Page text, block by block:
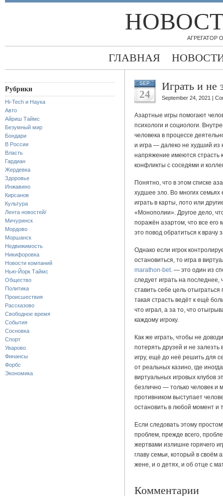
АГРЕГАТОР
ГЛАВНАЯ
Рубрики
Hi-Tech и Наука
Авто
Айриш Таймс
Безумный мир
Бондари
В России
Власть
Гардиан
Жердевка
Здоровье
Инжавино
Кирсанов
Культура
Лента новостей/
Мичуринск
Мордово
Моршанск
Недвижимость
Никифоровка
Новости компаний
Нью-Йорк Таймс
Общество
Политика
Происшествия
Рассказово
Свободное время
События
Сосновка
Спорт
Уварово
Финансы
Форбс
Экономика
SEP
24
Играть и не
September 24, 2021 |
Азартные игры помогают
психологи и социологи.
человека в процессе
и игра — далеко не худший из
напряжение имеются страсть
конфликты с соседями и
Понятно, что в этом списке
худшее зло. Во многих
играть в карты, лото или
«Монополии». Другое дело,
поражён азартом, что все его
это повод обратиться к врачу
Однако если игрок
остановиться, то игра в
marathon-bet. — это один из
следует играть на
ставить себе цель
такая страсть ведёт к ещё
что играл, а за то, что
каждому игроку.
Как же играть, чтобы не
потерять друзей и не
игру, ещё до неё решить для
от реальных казино, где
виртуальных игровых клубов
безлично — только человек и
противником выступает
остановить в любой момент и
Если следовать этому
проблем, прежде всего,
жертвами излишне горячего
главу семьи, который в своём
жене, и о детях, и об отце с
Комментарии